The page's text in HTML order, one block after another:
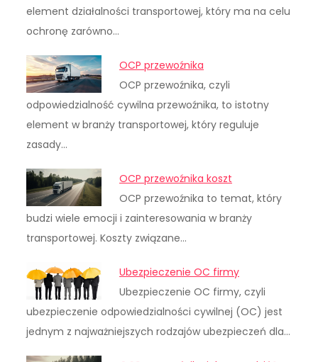
element działalności transportowej, który ma na celu
ochronę zarówno…
OCP przewoźnika
OCP przewoźnika, czyli
odpowiedzialność cywilna przewoźnika, to istotny
element w branży transportowej, który reguluje
zasady…
OCP przewoźnika koszt
OCP przewoźnika to temat, który
budzi wiele emocji i zainteresowania w branży
transportowej. Koszty związane…
Ubezpieczenie OC firmy
Ubezpieczenie OC firmy, czyli
ubezpieczenie odpowiedzialności cywilnej (OC) jest
jednym z najważniejszych rodzajów ubezpieczeń dla…